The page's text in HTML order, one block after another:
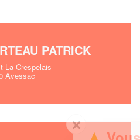
PATRICK
La Crespelais
Avessac